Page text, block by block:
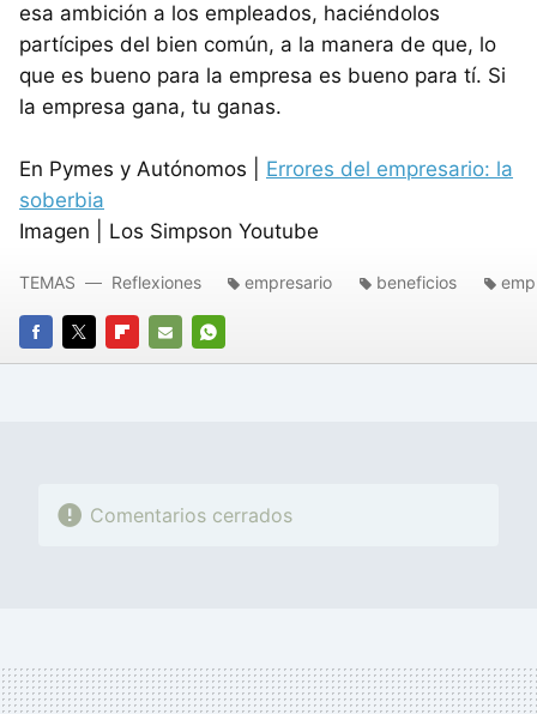
esa ambición a los empleados, haciéndolos
partícipes del bien común, a la manera de que, lo
que es bueno para la empresa es bueno para tí. Si
la empresa gana, tu ganas.
En Pymes y Autónomos | Errores del empresario: la
soberbia
Imagen | Los Simpson Youtube
FACEBOOK
TWITTERFLIPBOARD
E-
WHATSAPP
TEMAS Reflexiones empresario beneficios
Comentarios cerrados